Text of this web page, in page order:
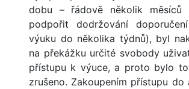
dobu – řádově několik měsíců
podpořit dodržování
výuku do několika týdnů), byl
na překážku určité svobody
přístupu k výuce, a proto bylo
zrušeno. Zakoupením přístupu do